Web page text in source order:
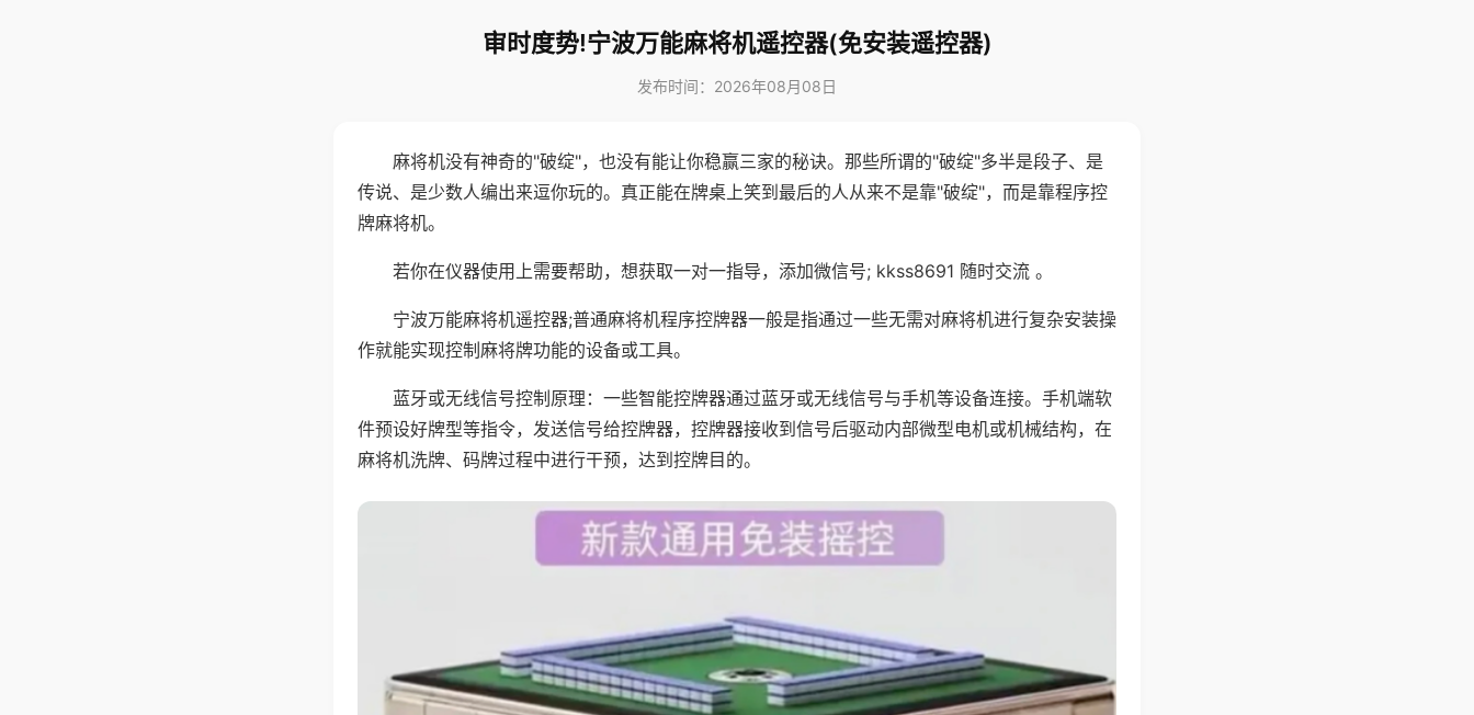
审时度势!宁波万能麻将机遥控器(免安装遥控器)
发布时间：2026年08月08日
麻将机没有神奇的"破绽"，也没有能让你稳赢三家的秘诀。那些所谓的"破绽"多半是段子、是
传说、是少数人编出来逗你玩的。真正能在牌桌上笑到最后的人从来不是靠"破绽"，而是靠程序控
牌麻将机。
若你在仪器使用上需要帮助，想获取一对一指导，添加微信号; kkss8691 随时交流 。
宁波万能麻将机遥控器;普通麻将机程序控牌器一般是指通过一些无需对麻将机进行复杂安装操
作就能实现控制麻将牌功能的设备或工具。
蓝牙或无线信号控制原理：一些智能控牌器通过蓝牙或无线信号与手机等设备连接。手机端软
件预设好牌型等指令，发送信号给控牌器，控牌器接收到信号后驱动内部微型电机或机械结构，在
麻将机洗牌、码牌过程中进行干预，达到控牌目的。